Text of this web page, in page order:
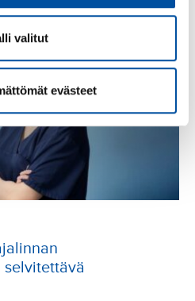
valitut
evästeet